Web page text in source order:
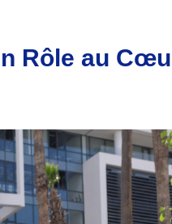
Rôle au